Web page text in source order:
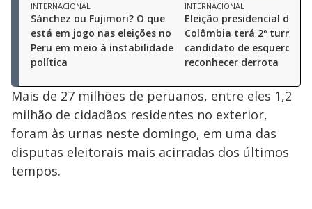
INTERNACIONAL
Sánchez ou Fujimori? O que
está em jogo nas eleições no
Peru em meio à instabilidade
política
INTERNACIONAL
Eleição presidencial da
Colômbia terá 2º turno
candidato de esquerda
reconhecer derrota
Mais de 27 milhões de peruanos, entre eles 1,2
milhão de cidadãos residentes no exterior,
foram às urnas neste domingo, em uma das
disputas eleitorais mais acirradas dos últimos
tempos.